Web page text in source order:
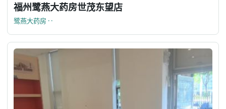
福州鹭燕大药房世茂东望店
鹭燕大药房 · ·